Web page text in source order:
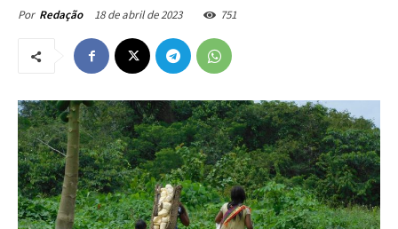
Por Redação 18 de abril de 2023 751